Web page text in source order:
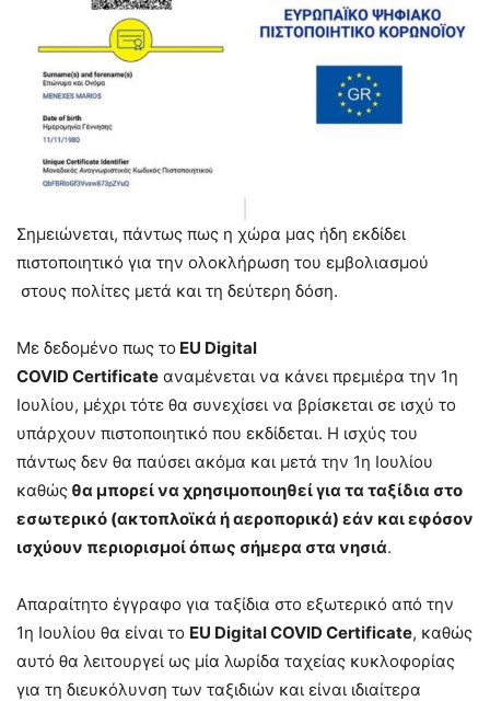
Σημειώνεται, πάντως πως η χώρα μας ήδη εκδίδει
πιστοποιητικό για την ολοκλήρωση του εμβολιασμού
στους πολίτες μετά και τη δεύτερη δόση.
Με δεδομένο πως το EU Digital
COVID Certificate αναμένεται να κάνει πρεμιέρα την 1η
Ιουλίου, μέχρι τότε θα συνεχίσει να βρίσκεται σε ισχύ το
υπάρχουν πιστοποιητικό που εκδίδεται. Η ισχύς του
πάντως δεν θα παύσει ακόμα και μετά την 1η Ιουλίου
καθώς θα μπορεί να χρησιμοποιηθεί για τα ταξίδια στο
εσωτερικό (ακτοπλοϊκά ή αεροπορικά) εάν και εφόσον
ισχύουν περιορισμοί όπως σήμερα στα νησιά.
Απαραίτητο έγγραφο για ταξίδια στο εξωτερικό από την
1η Ιουλίου θα είναι το EU Digital COVID Certificate, καθώς
αυτό θα λειτουργεί ως μία λωρίδα ταχείας κυκλοφορίας
για τη διευκόλυνση των ταξιδιών και είναι ιδιαίτερα